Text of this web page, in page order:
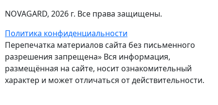
NOVAGARD, 2026 г. Все права защищены.
Политика конфиденциальности
Перепечатка материалов сайта без письменного
разрешения запрещена» Вся информация,
размещённая на сайте, носит ознакомительный
характер и может отличаться от действительности.